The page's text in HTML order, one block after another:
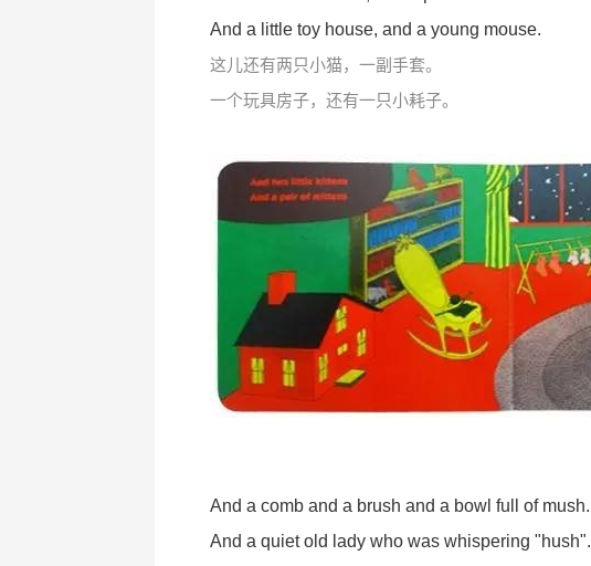
And a little toy house, and a young mouse.
这儿还有两只小猫，一副手套。
一个玩具房子，还有一只小耗子。
And a comb and a brush and a bowl full of mush.
And a quiet old lady who was whispering "hush".